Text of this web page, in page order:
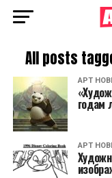
All posts
АРТ
годам
АРТ